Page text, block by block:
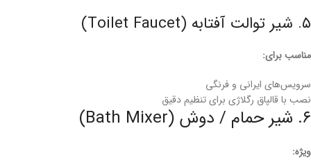
۵. شیر توالت آفتابه (Toilet Faucet)
مناسب برای:
سرویس‌های ایرانی و فرنگی
نصب با قالپاق رگلاژی برای تنظیم دقیق
۶. شیر حمام / دوش (Bath Mixer)
ویژه: